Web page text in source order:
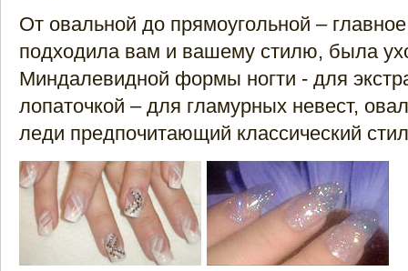
От овальной до прямоугольной –
подходила вам и вашему стилю, была
Миндалевидной формы ногти - для
лопаточкой – для гламурных невест,
леди предпочитающий классический